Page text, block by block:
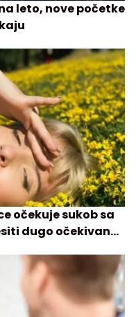
leto, nove početke
očekuje sukob sa
dugo očekivan